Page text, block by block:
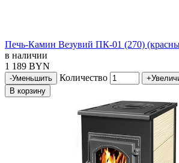
Печь-Камин Везувий ПК-01 (270)
в наличии
1 189 BYN
-Уменьшить Количество +
В корзину